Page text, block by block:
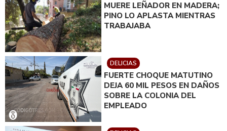
MUERE LEÑADOR EN MADERA;
PINO LO APLASTA MIENTRAS
TRABAJABA
DELICIAS
FUERTE CHOQUE MATUTINO
DEJA 60 MIL PESOS EN DAÑOS
SOBRE LA COLONIA DEL
EMPLEADO